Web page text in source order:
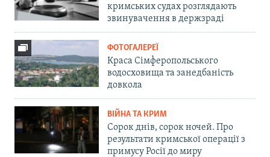
кримських судах розглядають
звинувачення в держзраді
ФОТОГАЛЕРЕЇ
Краса Сімферопольського
водосховища та занедбаність
довкола
ВІЙНА ТА КРИМ
Сорок днів, сорок ночей. Про
результати кримської операції з
примусу Росії до миру